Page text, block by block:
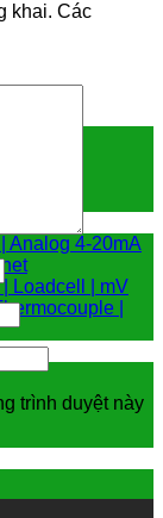
Analog 4-20mA
Loadcell | mV
|
khai. Các
trình duyệt này